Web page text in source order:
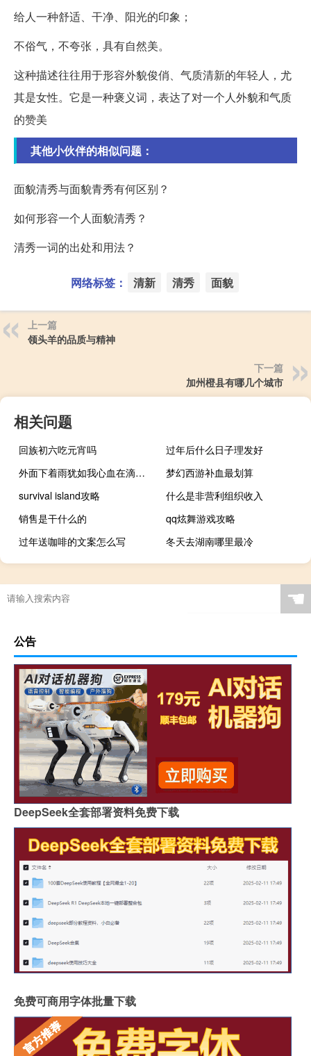
给人一种舒适、干净、阳光的印象；
不俗气，不夸张，具有自然美。
这种描述往往用于形容外貌俊俏、气质清新的年轻人，尤
其是女性。它是一种褒义词，表达了对一个人外貌和气质
的赞美
其他小伙伴的相似问题：
面貌清秀与面貌青秀有何区别？
如何形容一个人面貌清秀？
清秀一词的出处和用法？
网络标签： 清新 清秀 面貌
上一篇
领头羊的品质与精神
下一篇
加州橙县有哪几个城市
相关问题
回族初六吃元宵吗
过年后什么日子理发好
外面下着雨犹如我心血在滴大妈（外面下着雨 犹如我心血在滴）
梦幻西游补血最划算
survival island攻略
什么是非营利组织收入
销售是干什么的
qq炫舞游戏攻略
过年送咖啡的文案怎么写
冬天去湖南哪里最冷
☚
公告
DeepSeek全套部署资料免费下载
免费可商用字体批量下载